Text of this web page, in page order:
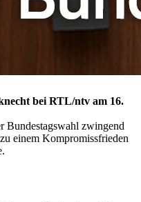
bei RTL/ntv am 16.
Bundestagswahl zwingend
einem Kompromissfrieden